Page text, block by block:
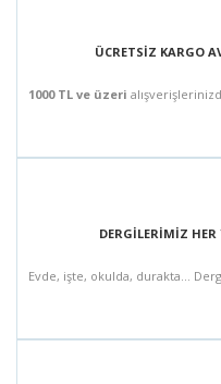
ÜCRETSİZ KARGO
1000 TL ve üzeri
DERGİLERİMİZ HER
Evde, işte, okulda, durakta...